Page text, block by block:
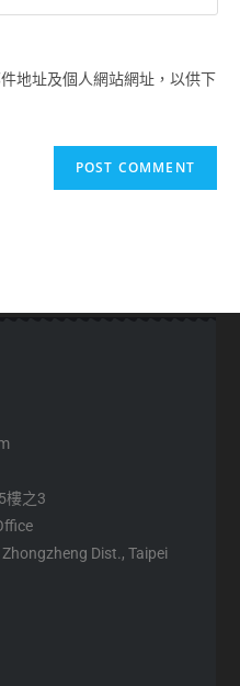
地址及個人網站網址，以供下
樓之3
Dist., Taipei